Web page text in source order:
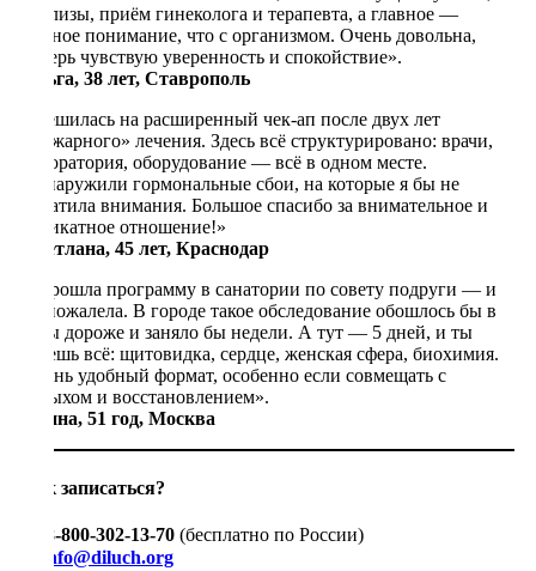
анализы, приём гинеколога и терапевта, а главное —
полное понимание, что с организмом. Очень довольна,
теперь чувствую уверенность и спокойствие».
Ольга, 38 лет, Ставрополь
«Решилась на расширенный чек‑ап после двух лет
«пожарного» лечения. Здесь всё структурировано: врачи,
лаборатория, оборудование — всё в одном месте.
Обнаружили гормональные сбои, на которые я бы не
обратила внимания. Большое спасибо за внимательное и
деликатное отношение!»
Светлана, 45 лет, Краснодар
«Прошла программу в санатории по совету подруги — и
не пожалела. В городе такое обследование обошлось бы в
разы дороже и заняло бы недели. А тут — 5 дней, и ты
знаешь всё: щитовидка, сердце, женская сфера, биохимия.
Очень удобный формат, особенно если совмещать с
отдыхом и восстановлением».
Ирина, 51 год, Москва
Как записаться?
8-800-302-13-70 (бесплатно по России)
info@diluch.org